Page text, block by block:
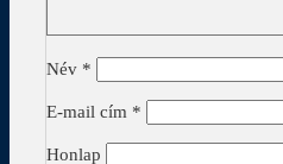
Név *
E-mail cím *
Honlap